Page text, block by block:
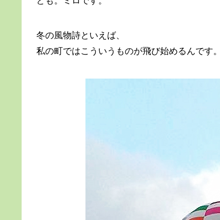
冬の風物詩といえば、
私の町ではこういうものが飛び始めるんです